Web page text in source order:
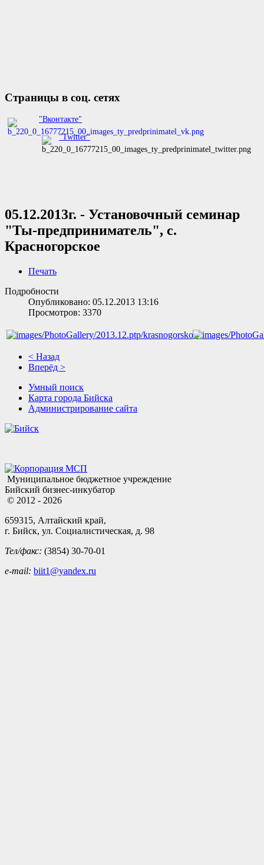
Страницы в соц. сетях
"Вконтакте"
"Twitter"
05.12.2013г. - Установочный семинар
"Ты-предприниматель", c.
Красногорское
Печать
Подробности
Опубликовано: 05.12.2013 13:16
Просмотров: 3370
< Назад
Вперёд >
Умный поиск
Карта города Бийска
Администрирование сайта
Муниципальное бюджетное учреждение
Бийский бизнес-инкубатор
© 2012 - 2026
659315, Алтайский край,
г. Бийск, ул. Социалистическая, д. 98
Тел/факс: (3854) 30-70-01
e-mail: biit1@yandex.ru